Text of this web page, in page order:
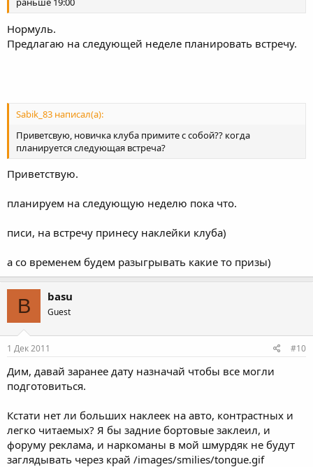
Нормуль.
Предлагаю на следующей неделе планировать встречу.
Sabik_83 написал(а):
Приветсвую, новичка клуба примите с собой?? когда
планируется следующая встреча?
Приветствую.
планируем на следующую неделю пока что.
писи, на встречу принесу наклейки клуба)
а со временем будем разыгрывать какие то призы)
B basu
Guest
1 Дек 2011 #10
Дим, давай заранее дату назначай чтобы все могли
подготовиться.
Кстати нет ли больших наклеек на авто, контрастных и
легко читаемых? Я бы задние бортовые заклеил, и
форуму реклама, и наркоманы в мой шмурдяк не будут
заглядывать через край /images/smilies/tongue.gif